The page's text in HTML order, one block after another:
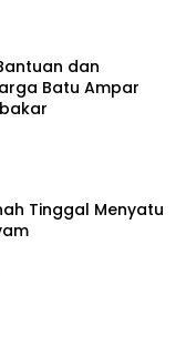
dan
Batu Ampar
Tinggal Menyatu